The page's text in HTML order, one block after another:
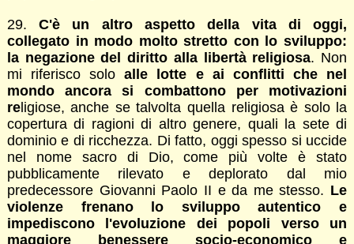
29.C'è un altro aspetto della vita di oggi,
collegato in modo molto stretto con lo sviluppo:
la negazione del diritto alla libertà religiosa. Non
mi riferisco soloalle lotte e ai conflitti che nel
mondo ancora si combattono per motivazioni
religiose, anche se talvolta quella religiosa è solo la
copertura di ragioni di altro genere, quali la sete di
dominio e di ricchezza. Di fatto, oggi spesso si uccide
nel nome sacro di Dio, come più volte è stato
pubblicamente rilevato e deplorato dal mio
predecessore Giovanni Paolo II e da me stesso. Le
violenze frenano lo sviluppo autentico e
impediscono l'evoluzione dei popoli verso un
maggiore benessere socio-economico e